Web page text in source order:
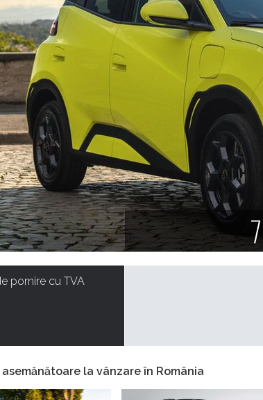
7
pornire cu TVA
la vânzare în România